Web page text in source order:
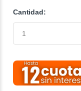
Cantidad: